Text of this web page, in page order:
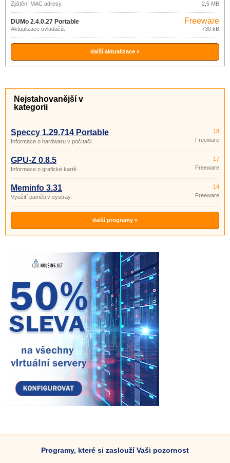
Zjištění MAC adresy. 2,5 MB
DUMo 2.4.0.27 Portable
Aktualizace ovladačů.
Freeware
730 kB
další aktualizace »
Nejstahovanější v
kategorii
Speccy 1.29.714 Portable
Informace o hardwaru v počítači.
18
Freeware
GPU-Z 0.8.5
Informace o grafické kartě.
17
Freeware
Meminfo 3.31
Využití paměti v systray.
14
Freeware
další programy »
Programy, které si zaslouží Vaši pozornost